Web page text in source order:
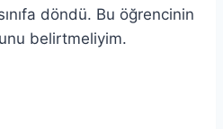
döndü. Bu öğrencinin
belirtmeliyim.